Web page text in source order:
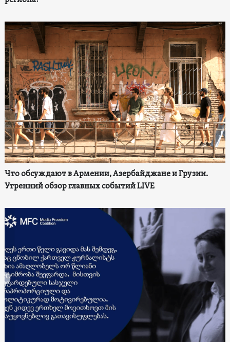
Что обсуждают в Армении, Азербайджане и Грузии.
Утренний обзор главных событий LIVE